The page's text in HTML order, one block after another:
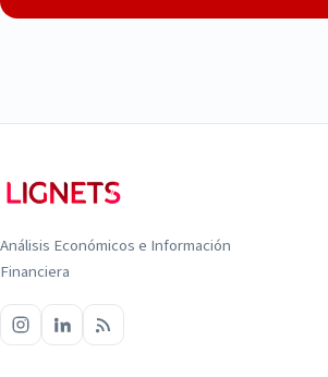
Análisis Económicos e Información
Financiera